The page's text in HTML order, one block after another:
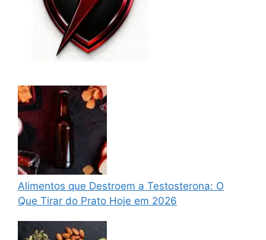
Alimentos que Destroem a Testosterona: O
Que Tirar do Prato Hoje em 2026